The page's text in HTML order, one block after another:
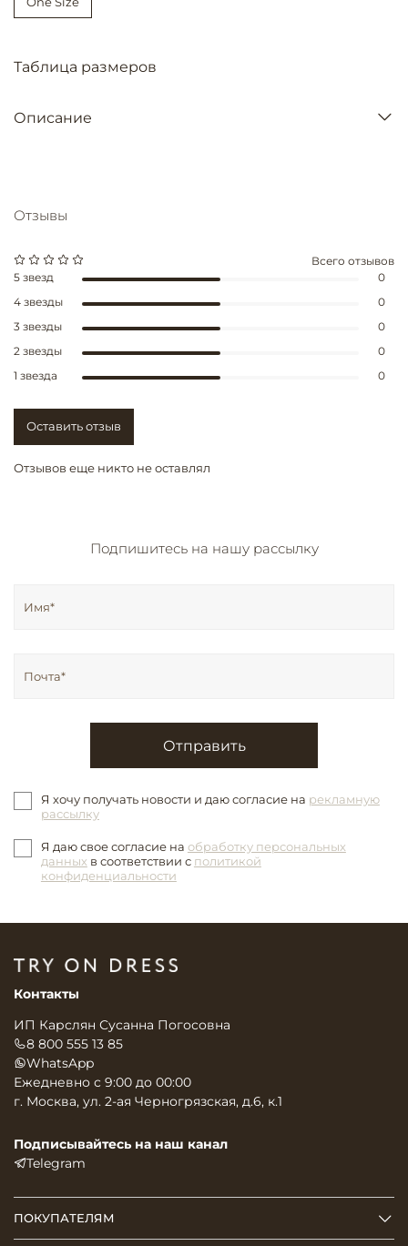
Таблица размеров
Описание
Отзывы
Отзывов еще никто не оставлял
Всего отзывов
5 звезд
0
4 звезды
0
3 звезды
0
2 звезды
0
1 звезда
0
Оставить отзыв
Подпишитесь на нашу рассылку
Отправить
Я хочу получать новости и даю согласие на рекламную
рассылку
Я даю свое согласие на обработку персональных
данных в соответствии с политикой
конфиденциальности
ПОКУПАТЕЛЯМ
Контакты
ИП Карслян Сусанна Погосовна
8 800 555 13 85
WhatsApp
Ежедневно с 9:00 до 00:00
г. Москва, ул. 2-ая Черногрязская, д.6, к.1
Подписывайтесь на наш канал
Telegram